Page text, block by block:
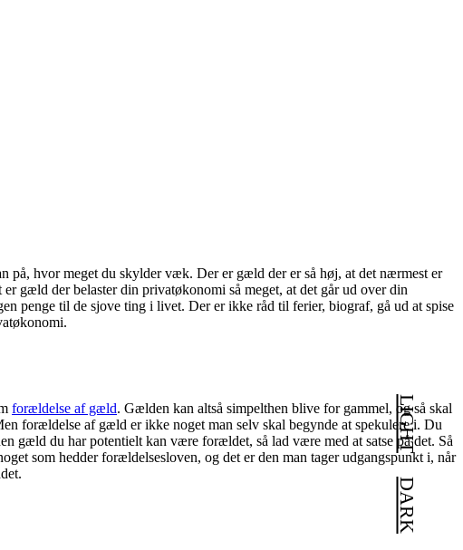
LIGHT
DARK
på, hvor meget du skylder væk. Der er gæld der er så høj, at det nærmest er
gæld der belaster din privatøkonomi så meget, at det går ud over din
penge til de sjove ting i livet. Der er ikke råd til ferier, biograf, gå ud at spise
forældelse af gæld. Gælden kan altså simpelthen blive for gammel, og så skal
forældelse af gæld er ikke noget man selv skal begynde at spekulere i. Du
gæld du har potentielt kan være forældet, så lad være med at satse på det. Så
som hedder forældelsesloven, og det er den man tager udgangspunkt i, når